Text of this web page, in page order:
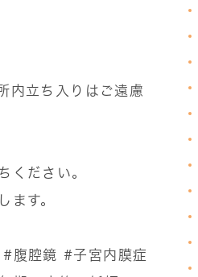
内立ち入りはご遠慮
ください。
ます。
#腹腔鏡 #子宮内膜症